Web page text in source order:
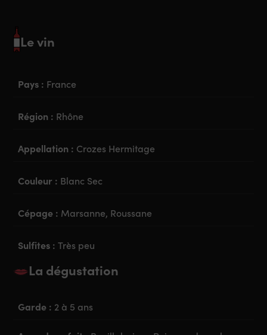
Le vin
Pays : France
Région : Rhône
Appellation : Crozes Hermitage
Couleur : Blanc Sec
Cépage : Marsanne, Roussane
Sulfites :Très peu
La dégustation
Garde : 2 à 5 ans